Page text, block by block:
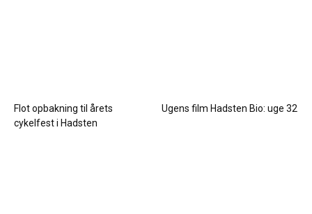
Flot opbakning til årets
cykelfest i Hadsten
Ugens film Hadsten Bio: uge 32